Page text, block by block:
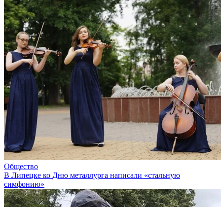
Общество
В Липецке ко Дню металлурга написали «стальную
симфонию»